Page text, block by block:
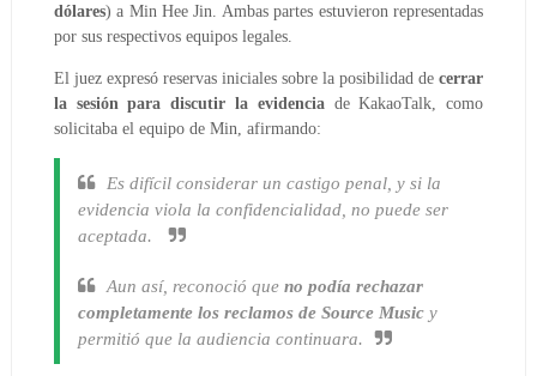
dólares) a Min Hee Jin. Ambas partes estuvieron representadas
por sus respectivos equipos legales.
El juez expresó reservas iniciales sobre la posibilidad decerrar
la sesión para discutir la evidencia de KakaoTalk, como
solicitaba el equipo de Min, afirmando:
Es difícil considerar un castigo penal, y si la
evidencia viola la confidencialidad, no puede ser
aceptada.
Aun así, reconoció que no podía rechazar
completamente los reclamos de Source Musicy
permitió que la audiencia continuara.